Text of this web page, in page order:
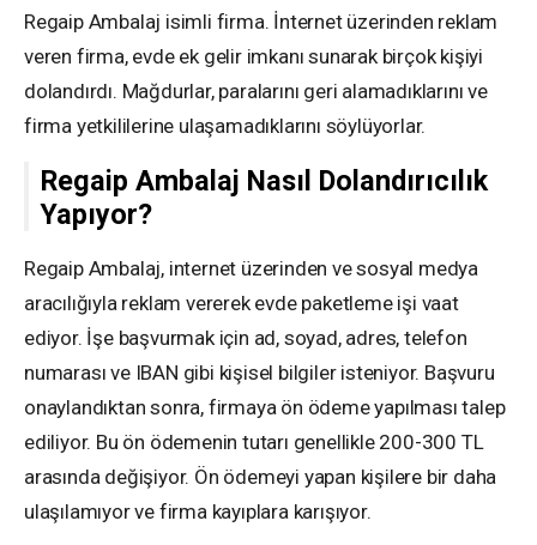
Regaip Ambalaj isimli firma. İnternet üzerinden reklam
veren firma, evde ek gelir imkanı sunarak birçok kişiyi
dolandırdı. Mağdurlar, paralarını geri alamadıklarını ve
firma yetkililerine ulaşamadıklarını söylüyorlar.
Regaip Ambalaj Nasıl Dolandırıcılık
Yapıyor?
Regaip Ambalaj, internet üzerinden ve sosyal medya
aracılığıyla reklam vererek evde paketleme işi vaat
ediyor. İşe başvurmak için ad, soyad, adres, telefon
numarası ve IBAN gibi kişisel bilgiler isteniyor. Başvuru
onaylandıktan sonra, firmaya ön ödeme yapılması talep
ediliyor. Bu ön ödemenin tutarı genellikle 200-300 TL
arasında değişiyor. Ön ödemeyi yapan kişilere bir daha
ulaşılamıyor ve firma kayıplara karışıyor.